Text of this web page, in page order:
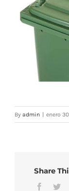
By admin enero
Share